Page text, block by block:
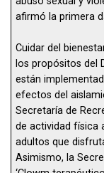
afirmó la primera
Cuidar del
los propósitos del
están
efectos del
Secretaría de
de actividad física
adultos que
Asimismo, la